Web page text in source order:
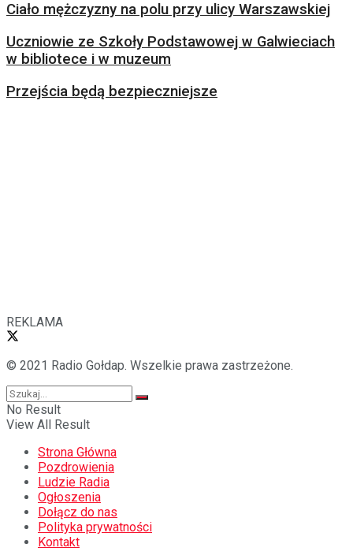
Ciało mężczyzny na polu przy ulicy Warszawskiej
Uczniowie ze Szkoły Podstawowej w Galwieciach
w bibliotece i w muzeum
Przejścia będą bezpieczniejsze
REKLAMA
© 2021 Radio Gołdap. Wszelkie prawa zastrzeżone.
No Result
View All Result
Strona Główna
Pozdrowienia
Ludzie Radia
Ogłoszenia
Dołącz do nas
Polityka prywatności
Kontakt